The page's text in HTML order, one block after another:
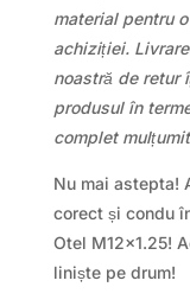
material pentru
achiziției.
noastră de retur
produsul în
complet
Nu mai astepta!
corect și condu
Otel M12x1.25!
liniște pe drum!